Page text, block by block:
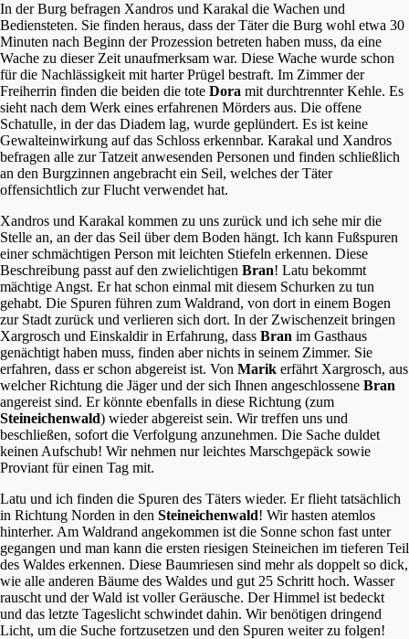
In der Burg befragen Xandros und Karakal die Wachen und
Bediensteten. Sie finden heraus, dass der Täter die Burg wohl etwa 30
Minuten nach Beginn der Prozession betreten haben muss, da eine
Wache zu dieser Zeit unaufmerksam war. Diese Wache wurde schon
für die Nachlässigkeit mit harter Prügel bestraft. Im Zimmer der
Freiherrin finden die beiden die tote Dora mit durchtrennter Kehle. Es
sieht nach dem Werk eines erfahrenen Mörders aus. Die offene
Schatulle, in der das Diadem lag, wurde geplündert. Es ist keine
Gewalteinwirkung auf das Schloss erkennbar. Karakal und Xandros
befragen alle zur Tatzeit anwesenden Personen und finden schließlich
an den Burgzinnen angebracht ein Seil, welches der Täter
offensichtlich zur Flucht verwendet hat.
Xandros und Karakal kommen zu uns zurück und ich sehe mir die
Stelle an, an der das Seil über dem Boden hängt. Ich kann Fußspuren
einer schmächtigen Person mit leichten Stiefeln erkennen. Diese
Beschreibung passt auf den zwielichtigen Bran! Latu bekommt
mächtige Angst. Er hat schon einmal mit diesem Schurken zu tun
gehabt. Die Spuren führen zum Waldrand, von dort in einem Bogen
zur Stadt zurück und verlieren sich dort. In der Zwischenzeit bringen
Xargrosch und Einskaldir in Erfahrung, dass Bran im Gasthaus
genächtigt haben muss, finden aber nichts in seinem Zimmer. Sie
erfahren, dass er schon abgereist ist. Von Marik erfährt Xargrosch, aus
welcher Richtung die Jäger und der sich Ihnen angeschlossene Bran
angereist sind. Er könnte ebenfalls in diese Richtung (zum
Steineichenwald) wieder abgereist sein. Wir treffen uns und
beschließen, sofort die Verfolgung anzunehmen. Die Sache duldet
keinen Aufschub! Wir nehmen nur leichtes Marschgepäck sowie
Proviant für einen Tag mit.
Latu und ich finden die Spuren des Täters wieder. Er flieht tatsächlich
in Richtung Norden in den Steineichenwald! Wir hasten atemlos
hinterher. Am Waldrand angekommen ist die Sonne schon fast unter
gegangen und man kann die ersten riesigen Steineichen im tieferen Teil
des Waldes erkennen. Diese Baumriesen sind mehr als doppelt so dick,
wie alle anderen Bäume des Waldes und gut 25 Schritt hoch. Wasser
rauscht und der Wald ist voller Geräusche. Der Himmel ist bedeckt
und das letzte Tageslicht schwindet dahin. Wir benötigen dringend
Licht, um die Suche fortzusetzen und den Spuren weiter zu folgen!